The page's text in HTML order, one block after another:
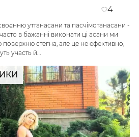
4
уттанасани та пасчімотанасани -
в бажанні виконати ці асани ми
стегна, але це не ефективно,
участь й…